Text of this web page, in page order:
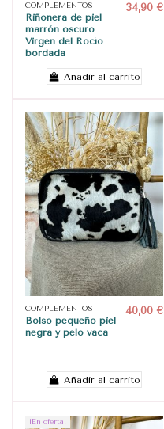
COMPLEMENTOS
Riñonera de piel
marrón oscuro
Virgen del Rocío
bordada
34,90 €
Añadir al carrito
COMPLEMENTOS
Bolso pequeño piel
negra y pelo vaca
40,00 €
Añadir al carrito
¡En oferta!